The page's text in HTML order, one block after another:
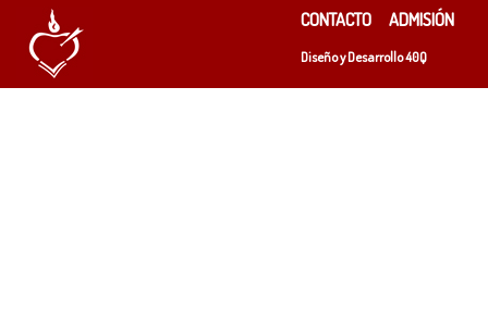
CONTACTO ADMISIÓN
Diseño y Desarrollo40Q